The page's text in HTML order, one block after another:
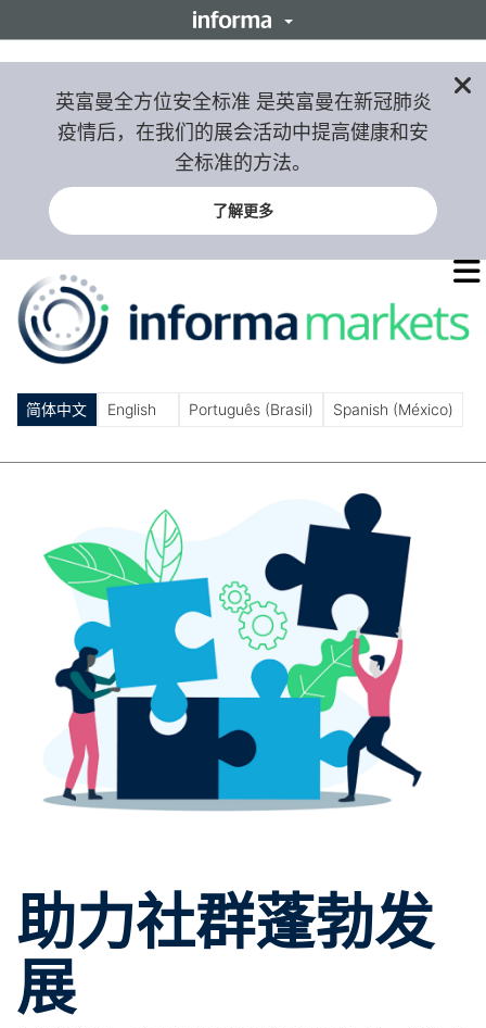
英富曼全方位安全标准 是英富曼在新冠肺炎
疫情后，在我们的展会活动中提高健康和安
全标准的方法。
了解更多
English
简体中文 Português (Brasil) Spanish (México)
助力社群蓬勃发
展